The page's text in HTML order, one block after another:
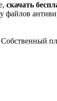
скачать
файлов